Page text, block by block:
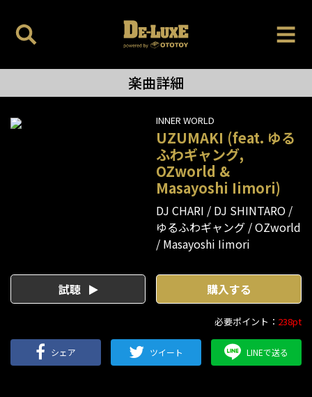
楽曲詳細
INNER WORLD
UZUMAKI (feat. ゆる
ふわギャング,
OZworld &
Masayoshi Iimori)
DJ CHARI
DJ SHINTARO
ゆるふわギャング OZworld
Masayoshi Iimori
試聴 購入する
必要ポイント： 238pt
シェア ツイート LINEで送る